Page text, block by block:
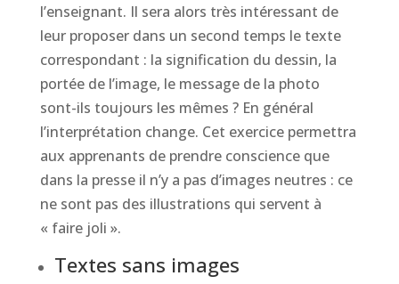
l’enseignant. Il sera alors très intéressant de
leur proposer dans un second temps le texte
correspondant : la signification du dessin, la
portée de l’image, le message de la photo
sont-ils toujours les mêmes ? En général
l’interprétation change. Cet exercice permettra
aux apprenants de prendre conscience que
dans la presse il n’y a pas d’images neutres : ce
ne sont pas des illustrations qui servent à
« faire joli ».
Textes sans images